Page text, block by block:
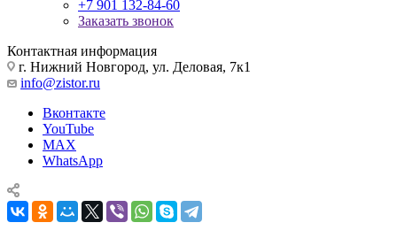
+7 901 132-84-60
Заказать звонок
Контактная информация
г. Нижний Новгород, ул. Деловая, 7к1
info@zistor.ru
Вконтакте
YouTube
MAX
WhatsApp